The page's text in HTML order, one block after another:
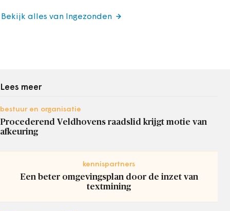
Bekijk alles van Ingezonden
Lees meer
bestuur en organisatie
Procederend Veldhovens raadslid krijgt motie van
afkeuring
kennispartners
Een beter omgevingsplan door de inzet van
textmining